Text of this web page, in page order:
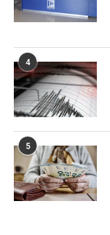
4
5